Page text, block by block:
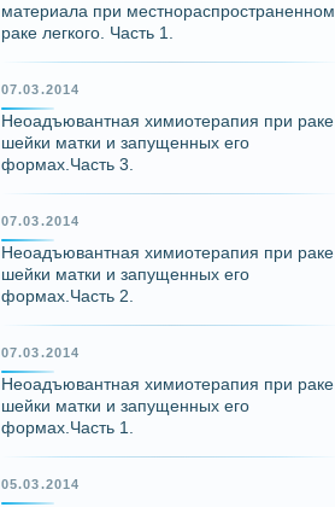
материала при местнораспространенном
раке легкого. Часть 1.
07.03.2014
Неоадъювантная химиотерапия при раке
шейки матки и запущенных его
формах.Часть 3.
07.03.2014
Неоадъювантная химиотерапия при раке
шейки матки и запущенных его
формах.Часть 2.
07.03.2014
Неоадъювантная химиотерапия при раке
шейки матки и запущенных его
формах.Часть 1.
05.03.2014